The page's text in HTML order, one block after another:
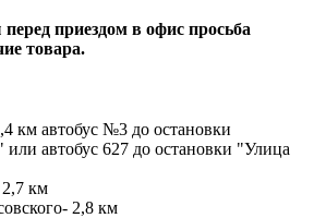
приездом в офис просьба
товара.
км автобус №3 до остановки
автобус 627 до остановки "Улица
км
2,8 км